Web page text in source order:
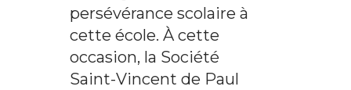
persévérance scolaire à
cette école. À cette
occasion, la Société
Saint-Vincent de Paul